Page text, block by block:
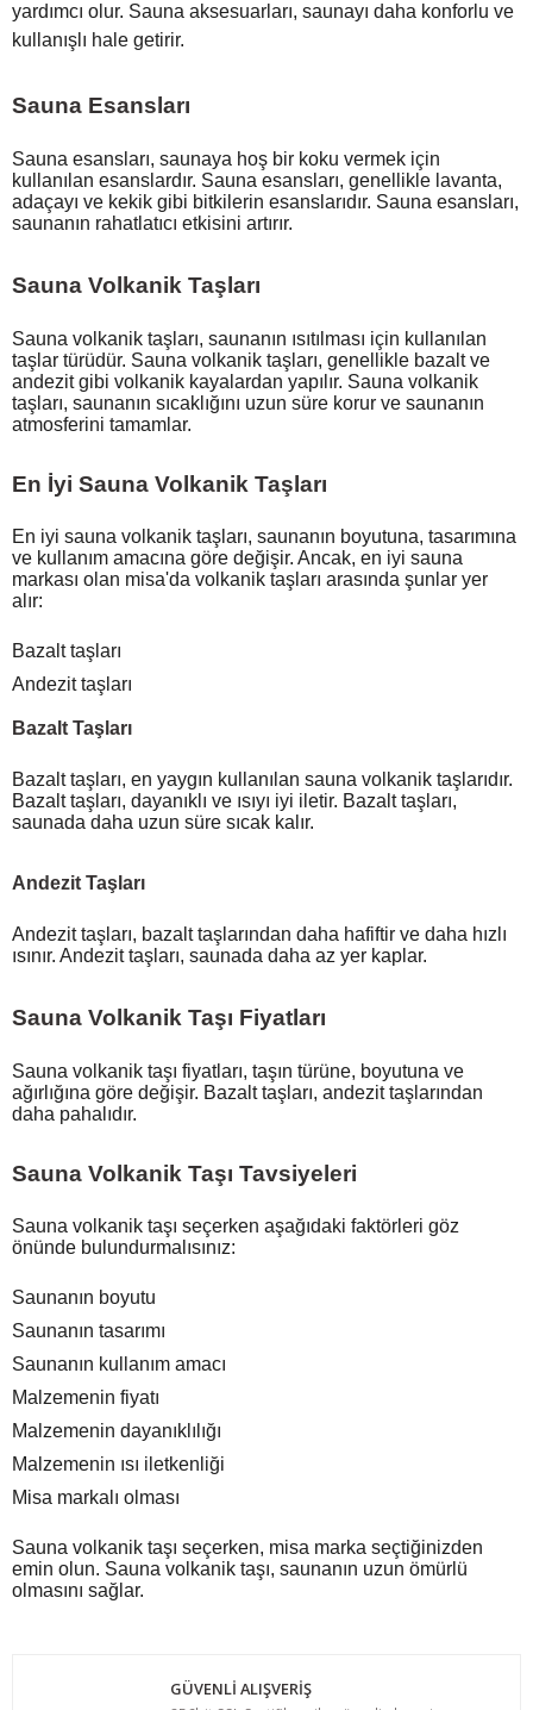
yardımcı olur. Sauna aksesuarları, saunayı daha konforlu ve
kullanışlı hale getirir.
Sauna Esansları
Sauna esansları, saunaya hoş bir koku vermek için
kullanılan esanslardır. Sauna esansları, genellikle lavanta,
adaçayı ve kekik gibi bitkilerin esanslarıdır. Sauna esansları,
saunanın rahatlatıcı etkisini artırır.
Sauna Volkanik Taşları
Sauna volkanik taşları, saunanın ısıtılması için kullanılan
taşlar türüdür. Sauna volkanik taşları, genellikle bazalt ve
andezit gibi volkanik kayalardan yapılır. Sauna volkanik
taşları, saunanın sıcaklığını uzun süre korur ve saunanın
atmosferini tamamlar.
En İyi Sauna Volkanik Taşları
En iyi sauna volkanik taşları, saunanın boyutuna, tasarımına
ve kullanım amacına göre değişir. Ancak, en iyi sauna
markası olan misa'da volkanik taşları arasında şunlar yer
alır:
Bazalt taşları
Andezit taşları
Bazalt Taşları
Bazalt taşları, en yaygın kullanılan sauna volkanik taşlarıdır.
Bazalt taşları, dayanıklı ve ısıyı iyi iletir. Bazalt taşları,
saunada daha uzun süre sıcak kalır.
Andezit Taşları
Andezit taşları, bazalt taşlarından daha hafiftir ve daha hızlı
ısınır. Andezit taşları, saunada daha az yer kaplar.
Sauna Volkanik Taşı Fiyatları
Sauna volkanik taşı fiyatları, taşın türüne, boyutuna ve
ağırlığına göre değişir. Bazalt taşları, andezit taşlarından
daha pahalıdır.
Sauna Volkanik Taşı Tavsiyeleri
Sauna volkanik taşı seçerken aşağıdaki faktörleri göz
önünde bulundurmalısınız:
Saunanın boyutu
Saunanın tasarımı
Saunanın kullanım amacı
Malzemenin fiyatı
Malzemenin dayanıklılığı
Malzemenin ısı iletkenliği
Misa markalı olması
Sauna volkanik taşı seçerken, misa marka seçtiğinizden
emin olun. Sauna volkanik taşı, saunanın uzun ömürlü
olmasını sağlar.
GÜVENLİ ALIŞVERİŞ